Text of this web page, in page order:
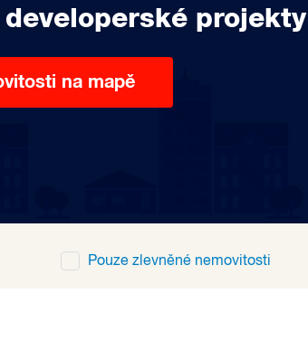
projekty
na mapě
Pouze zlevněné nemovitosti